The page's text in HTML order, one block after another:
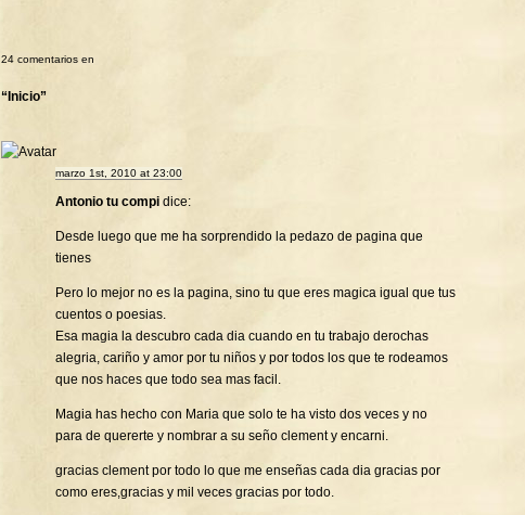
24 comentarios en
“Inicio”
marzo 1st, 2010 at 23:00
Antonio tu compi dice:
Desde luego que me ha sorprendido la pedazo de pagina que
tienes
Pero lo mejor no es la pagina, sino tu que eres magica igual que tus
cuentos o poesias.
Esa magia la descubro cada dia cuando en tu trabajo derochas
alegria, cariño y amor por tu niños y por todos los que te rodeamos
que nos haces que todo sea mas facil.
Magia has hecho con Maria que solo te ha visto dos veces y no
para de quererte y nombrar a su seño clement y encarni.
gracias clement por todo lo que me enseñas cada dia gracias por
como eres,gracias y mil veces gracias por todo.